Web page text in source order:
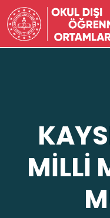
MİLLİ